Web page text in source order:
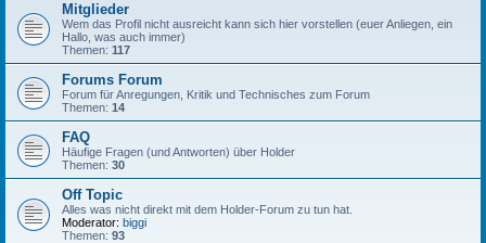
Mitglieder
Wem das Profil nicht ausreicht kann sich hier vorstellen (euer Anliegen, ein
Hallo, was auch immer)
Themen: 117
Forums Forum
Forum für Anregungen, Kritik und Technisches zum Forum
Themen: 14
FAQ
Häufige Fragen (und Antworten) über Holder
Themen: 30
Off Topic
Alles was nicht direkt mit dem Holder-Forum zu tun hat.
Moderator: biggi
Themen: 93